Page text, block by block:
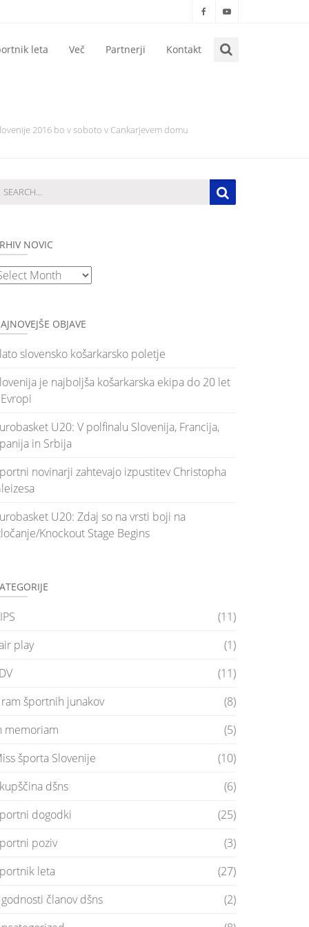
leta Več Partnerji Kontakt
2016 bo v soboto v Cankarjevem domu
NOVIC
OBJAVE
slovensko košarkarsko poletje
je najboljša košarkarska ekipa do 20 let
U20: V polfinalu Slovenija, Francija,
in Srbija
novinarji zahtevajo izpustitev Christopha
U20: Zdaj so na vrsti boji na
Knockout Stage Begins
(11)
play
(1)
(11)
športnih junakov
(8)
memoriam
(5)
športa Slovenije
(10)
dšns
(6)
dogodki
(25)
poziv
(3)
leta
(27)
članov dšns
(2)